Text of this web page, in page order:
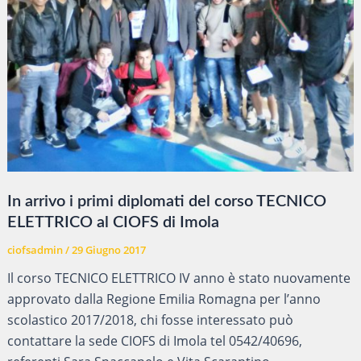
In arrivo i primi diplomati del corso TECNICO
ELETTRICO al CIOFS di Imola
ciofsadmin/29 Giugno 2017
Il corso TECNICO ELETTRICO IV anno è stato nuovamente
approvato dalla Regione Emilia Romagna per l’anno
scolastico 2017/2018, chi fosse interessato può
contattare la sede CIOFS di Imola tel 0542/40696,